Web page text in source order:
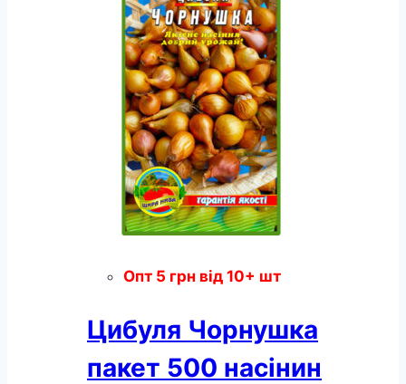
Опт 5 грн від 10+ шт
Цибуля Чорнушка
пакет 500 насінин